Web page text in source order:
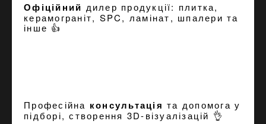
Офіційний дилер продукції: плитка,
керамограніт, SPC, ламінат, шпалери та
інше 👍
Професійна консультація та допомога у
підборі, створення 3D-візуалізацій 👌